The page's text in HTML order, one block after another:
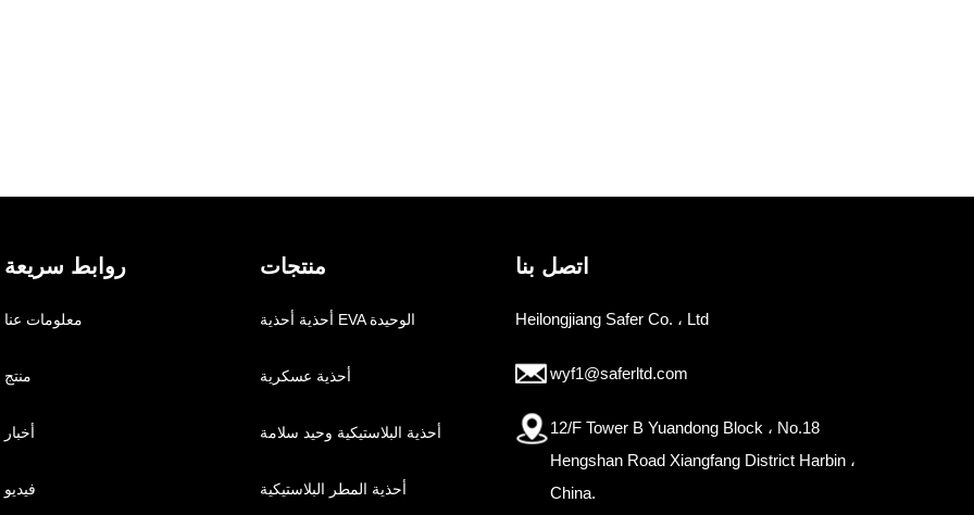
روابط سريعة
معلومات عنا
منتج
أخبار
فيديو
منتجات
أحذية أحذية EVA الوحيدة
أحذية عسكرية
أحذية البلاستيكية وحيد سلامة
أحذية المطر البلاستيكية
اتصل بنا
Heilongjiang Safer Co. ، Ltd
wyf1@saferltd.com
12/F Tower B Yuandong Block ، No.18
Hengshan Road Xiangfang District Harbin ،
China.